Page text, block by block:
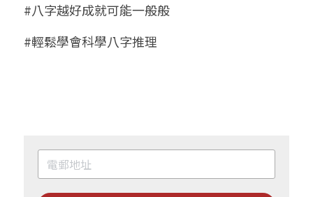
#八字越好成就可能一般般
#輕鬆學會科學八字推理